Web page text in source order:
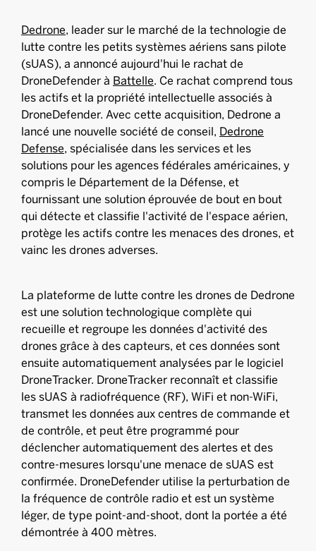
Dedrone, leader sur le marché de la technologie de
lutte contre les petits systèmes aériens sans pilote
(sUAS), a annoncé aujourd'hui le rachat de
DroneDefender à Battelle. Ce rachat comprend tous
les actifs et la propriété intellectuelle associés à
DroneDefender. Avec cette acquisition, Dedrone a
lancé une nouvelle société de conseil, Dedrone
Defense, spécialisée dans les services et les
solutions pour les agences fédérales américaines, y
compris le Département de la Défense, et
fournissant une solution éprouvée de bout en bout
qui détecte et classifie l'activité de l'espace aérien,
protège les actifs contre les menaces des drones, et
vainc les drones adverses.
La plateforme de lutte contre les drones de Dedrone
est une solution technologique complète qui
recueille et regroupe les données d'activité des
drones grâce à des capteurs, et ces données sont
ensuite automatiquement analysées par le logiciel
DroneTracker. DroneTracker reconnaît et classifie
les sUAS à radiofréquence (RF), WiFi et non-WiFi,
transmet les données aux centres de commande et
de contrôle, et peut être programmé pour
déclencher automatiquement des alertes et des
contre-mesures lorsqu'une menace de sUAS est
confirmée. DroneDefender utilise la perturbation de
la fréquence de contrôle radio et est un système
léger, de type point-and-shoot, dont la portée a été
démontrée à 400 mètres.